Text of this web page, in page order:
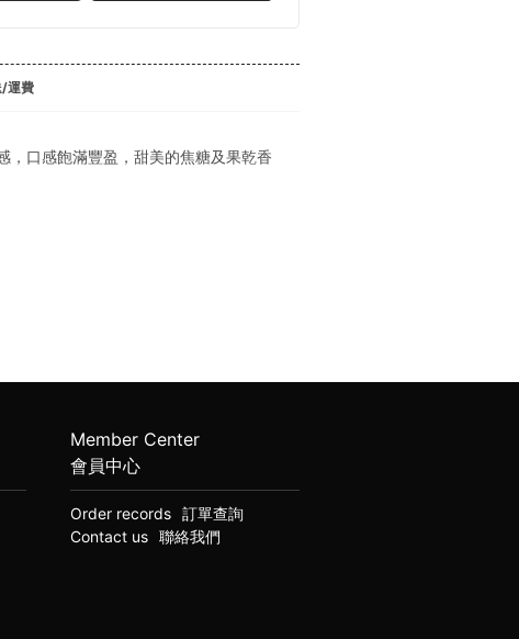
運費
，口感飽滿豐盈，甜美的焦糖及果乾香
Member Center
會員中心
Order records
訂單查詢
Contact us
聯絡我們